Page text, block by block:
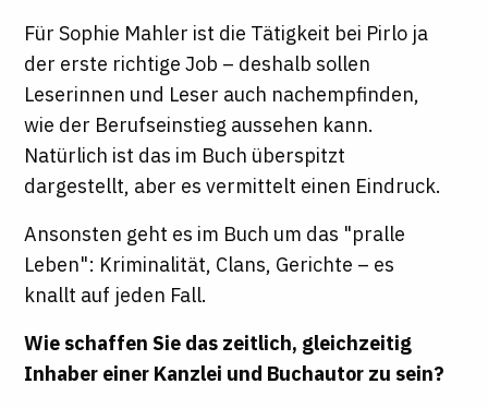
Für Sophie Mahler ist die Tätigkeit bei Pirlo ja
der erste richtige Job – deshalb sollen
Leserinnen und Leser auch nachempfinden,
wie der Berufseinstieg aussehen kann.
Natürlich ist das im Buch überspitzt
dargestellt, aber es vermittelt einen Eindruck.
Ansonsten geht es im Buch um das "pralle
Leben": Kriminalität, Clans, Gerichte – es
knallt auf jeden Fall.
Wie schaffen Sie das zeitlich, gleichzeitig
Inhaber einer Kanzlei und Buchautor zu sein?